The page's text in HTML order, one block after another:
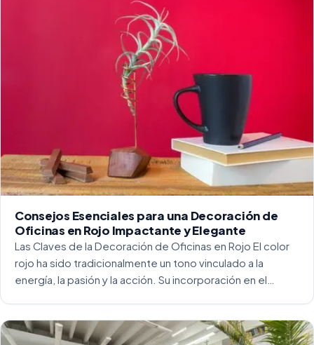
Consejos Esenciales para una Decoración de
Oficinas en Rojo Impactante y Elegante
Las Claves de la Decoración de Oficinas en Rojo El color
rojo ha sido tradicionalmente un tono vinculado a la
energía, la pasión y la acción. Su incorporación en el